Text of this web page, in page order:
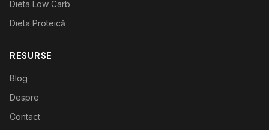
Dieta Low Carb
Dieta Proteică
RESURSE
Blog
Despre
Contact